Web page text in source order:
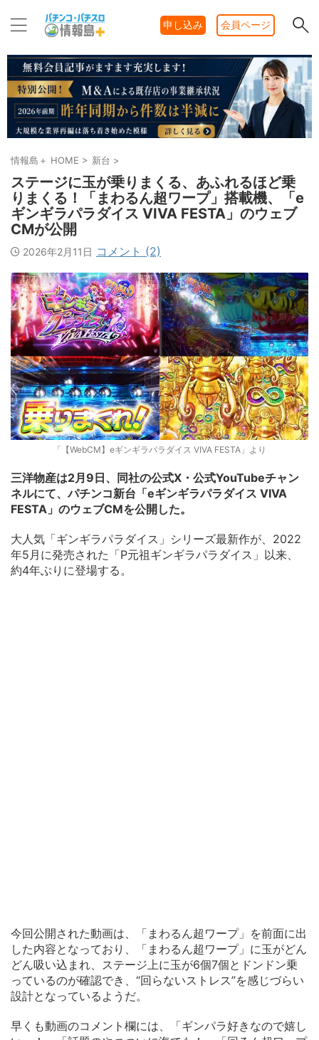
申し込み 会員ページ
情報島＋ HOME > 新台 >
ステージに玉が乗りまくる、あふれるほど乗
りまくる！「まわるん超ワープ」搭載機、「e
ギンギラパラダイス VIVA FESTA」のウェブ
CMが公開
2026年2月11日 コメント (2)
「【WebCM】eギンギラパラダイス VIVA FESTA」より
三洋物産は2月9日、同社の公式X・公式YouTubeチャン
ネルにて、パチンコ新台「eギンギラパラダイス VIVA
FESTA」のウェブCMを公開した。
大人気「ギンギラパラダイス」シリーズ最新作が、2022
年5月に発売された「P元祖ギンギラパラダイス」以来、
約4年ぶりに登場する。
今回公開された動画は、「まわるん超ワープ」を前面に出
した内容となっており、「まわるん超ワープ」に玉がどん
どん吸い込まれ、ステージ上に玉が6個7個とドンドン乗
っているのが確認でき、“回らないストレス”を感じづらい
設計となっているようだ。
早くも動画のコメント欄には、「ギンパラ好きなので嬉し